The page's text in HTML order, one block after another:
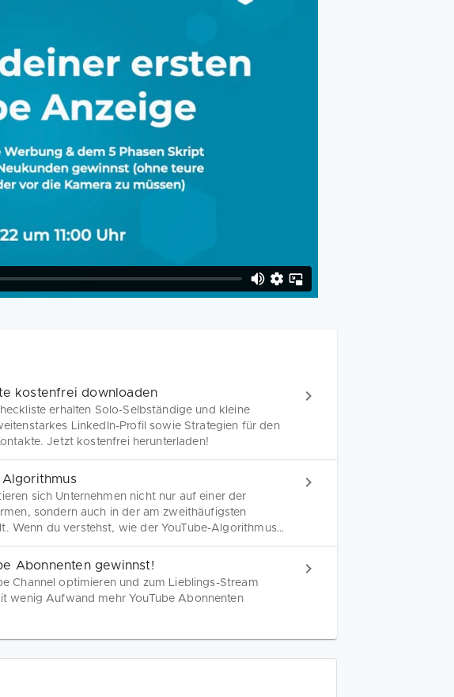
kostenfrei downloaden
erhalten Solo-Selbständige und kleine
LinkedIn-Profil sowie Strategien für den
Jetzt kostenfrei herunterladen!
sich Unternehmen nicht nur auf einer der
sondern auch in der am zweithäufigsten
Wenn du verstehst, wie der YouTube-Algorithmus
anwenden, um mehr Abonnenten für dich zu
Abonnenten gewinnst!
Channel optimieren und zum Lieblings-Stream
wenig Aufwand mehr YouTube Abonnenten